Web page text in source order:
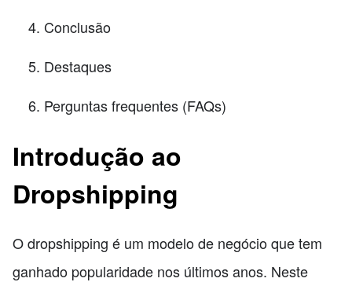
Conclusão
Destaques
Perguntas frequentes (FAQs)
Introdução ao
Dropshipping
O dropshipping é um modelo de negócio que tem
ganhado popularidade nos últimos anos. Neste